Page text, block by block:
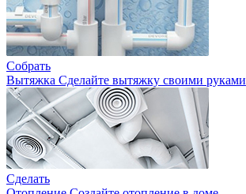
Собрать
Вытяжка Сделайте вытяжку своими руками
Сделать